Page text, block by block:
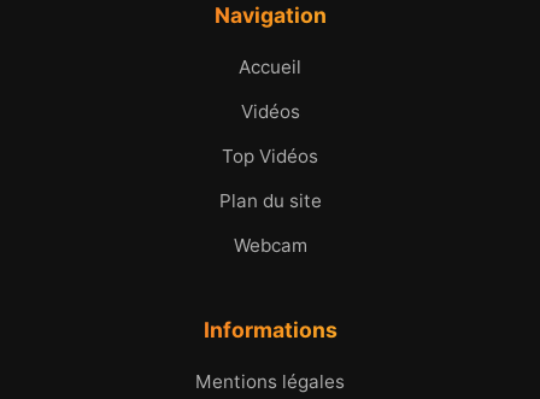
Navigation
Accueil
Vidéos
Top Vidéos
Plan du site
Webcam
Informations
Mentions légales